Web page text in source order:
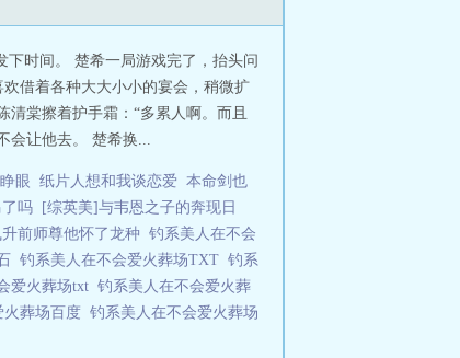
他们亲密无间，就玩笑调
莫名焦躁最终他像条落败的小
的名字……沈鹤恍然发现，原
，他已经对这个人无法自拔，
求：“留在我身边，我快发疯
很甜，无虐2、攻前期比较纯
是精神虐待的宝，自动避雷
，只是需要调教，不要看文
时间。 楚希一局游戏完了，抬头问
借着各种大大小小的宴会，稍微扩
棠擦着护手霜：“多累人啊。而且
会让他去。 楚希换...
眼 纸片人想和我谈恋爱 本命剑也
吗
[综英美]与韦恩之子的奔现日
前师尊他怀了龙种 钓系美人在不会
钓系美人在不会爱火葬场TXT 钓系
爱火葬场txt 钓系美人在不会爱火葬
火葬场百度 钓系美人在不会爱火葬场